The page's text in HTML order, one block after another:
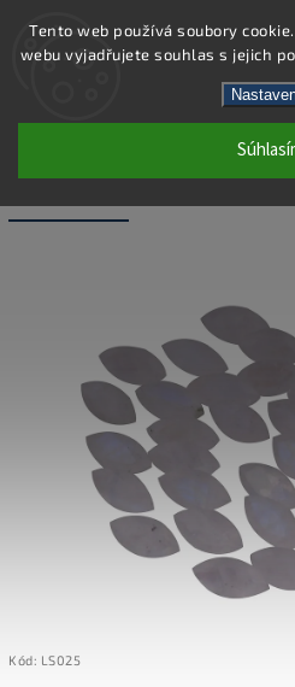
Tento web používá soubory
webu vyjadřujete souhlas s jejich
LS025 - MESAČNÝ
Kód: LS025